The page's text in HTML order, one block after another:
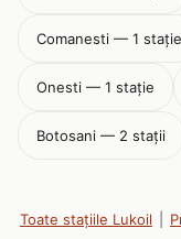
Comanesti — 1 stație
Onesti — 1 stație
Botosani — 2 stații
Toate stațiile Lukoil